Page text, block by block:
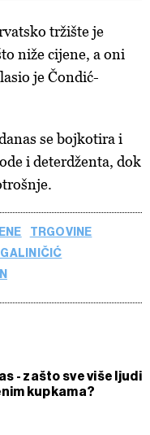
tržište je
niže cijene, a oni
je Čondić-
se bojkotira i
i deterdženta, dok
TRGOVINE
- zašto sve više ljudi
kupkama?